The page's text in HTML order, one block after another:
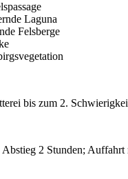
Laguna
Felsberge
bis zum 2.
2 Stunden; Auffahrt